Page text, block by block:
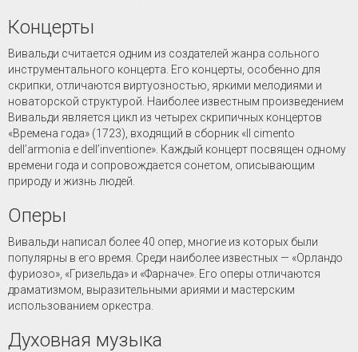
Концерты
Вивальди считается одним из создателей жанра сольного
инструментального концерта. Его концерты, особенно для
скрипки, отличаются виртуозностью, яркими мелодиями и
новаторской структурой. Наиболее известным произведением
Вивальди является цикл из четырех скрипичных концертов
«Времена года» (1723), входящий в сборник «Il cimento
dell’armonia e dell’inventione». Каждый концерт посвящен одному
времени года и сопровождается сонетом, описывающим
природу и жизнь людей.
Оперы
Вивальди написал более 40 опер, многие из которых были
популярны в его время. Среди наиболее известных — «Орландо
фуриозо», «Гризельда» и «Фарначе». Его оперы отличаются
драматизмом, выразительными ариями и мастерским
использованием оркестра.
Духовная музыка